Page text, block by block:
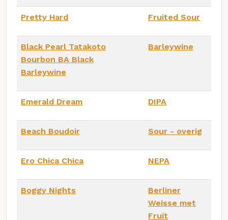
Pretty Hard Fruited Sour
Black Pearl Tatakoto
Bourbon BA Black
Barleywine
Barleywine
Emerald Dream DIPA
Beach Boudoir Sour - overig
Ero Chica Chica NEPA
Boggy Nights
Berliner
Weisse met
Fruit